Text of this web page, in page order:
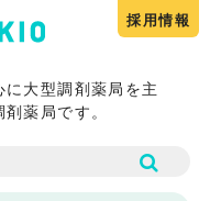
採用情報
大型調剤薬局を主
薬局です。